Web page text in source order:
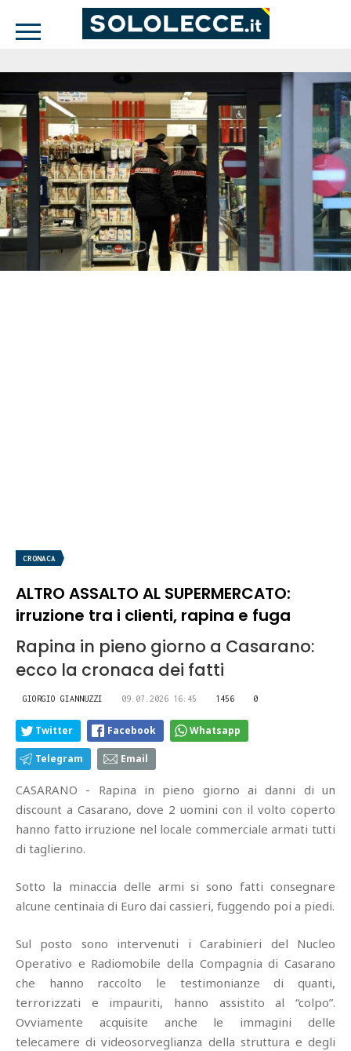
CRONACA
ALTRO ASSALTO AL SUPERMERCATO:
irruzione tra i clienti, rapina e fuga
Rapina in pieno giorno a Casarano:
ecco la cronaca dei fatti
GIORGIO GIANNUZZI 09.07.2026 16:45 1456 0
Twitter Facebook Whatsapp
Telegram Email
CASARANO - Rapina in pieno giorno ai danni di un
discount a Casarano, dove 2 uomini con il volto coperto
hanno fatto irruzione nel locale commerciale armati tutti
di taglierino.
Sotto la minaccia delle armi si sono fatti consegnare
alcune centinaia di Euro dai cassieri, fuggendo poi a piedi.
Sul posto sono intervenuti i Carabinieri del Nucleo
Operativo e Radiomobile della Compagnia di Casarano
che hanno raccolto le testimonianze di quanti,
terrorizzati e impauriti, hanno assistito al “colpo”.
Ovviamente acquisite anche le immagini delle
telecamere di videosorveglianza della struttura e degli